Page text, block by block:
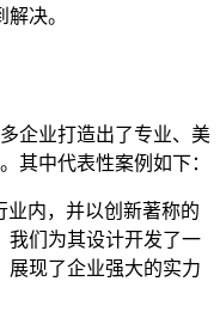
决。
企业打造出了专业、美
其中代表性案例如下：
业内，并以创新著称的
我们为其设计开发了一
展现了企业强大的实力